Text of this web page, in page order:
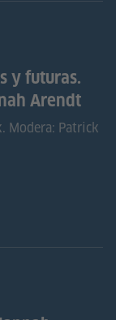
y futuras.
Arendt
Modera: Patrick